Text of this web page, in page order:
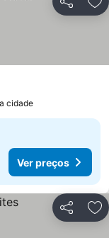
Partilhar
preços
cidade
Ver preços
Partilhar